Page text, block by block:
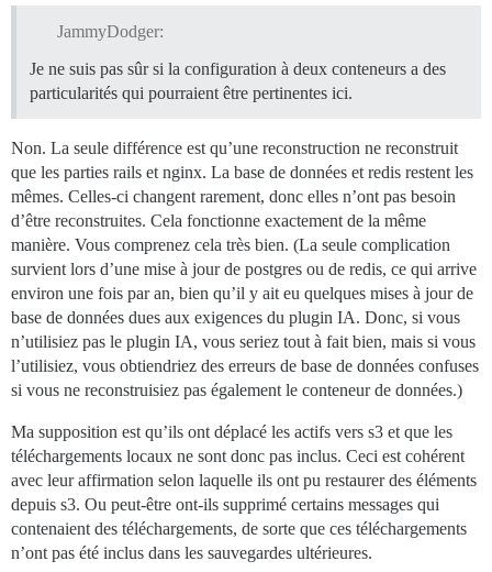
JammyDodger:
Je ne suis pas sûr si la configuration à deux conteneurs a des
particularités qui pourraient être pertinentes ici.
Non. La seule différence est qu’une reconstruction ne reconstruit
que les parties rails et nginx. La base de données et redis restent les
mêmes. Celles-ci changent rarement, donc elles n’ont pas besoin
d’être reconstruites. Cela fonctionne exactement de la même
manière. Vous comprenez cela très bien. (La seule complication
survient lors d’une mise à jour de postgres ou de redis, ce qui arrive
environ une fois par an, bien qu’il y ait eu quelques mises à jour de
base de données dues aux exigences du plugin IA. Donc, si vous
n’utilisiez pas le plugin IA, vous seriez tout à fait bien, mais si vous
l’utilisiez, vous obtiendriez des erreurs de base de données confuses
si vous ne reconstruisiez pas également le conteneur de données.)
Ma supposition est qu’ils ont déplacé les actifs vers s3 et que les
téléchargements locaux ne sont donc pas inclus. Ceci est cohérent
avec leur affirmation selon laquelle ils ont pu restaurer des éléments
depuis s3. Ou peut-être ont-ils supprimé certains messages qui
contenaient des téléchargements, de sorte que ces téléchargements
n’ont pas été inclus dans les sauvegardes ultérieures.